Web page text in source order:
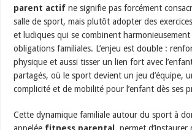
parent actif ne signifie pas forcément
salle de sport, mais plutôt adopter des
et ludiques qui se combinent harmonieusement
obligations familiales. L’enjeu est double :
physique et aussi tisser un lien fort avec
partagés, où le sport devient un jeu d’équipe,
complicité et de mobilité pour l’enfant dès ses
Cette dynamique familiale autour du sport à
appelée fitness parental , permet d’instaurer